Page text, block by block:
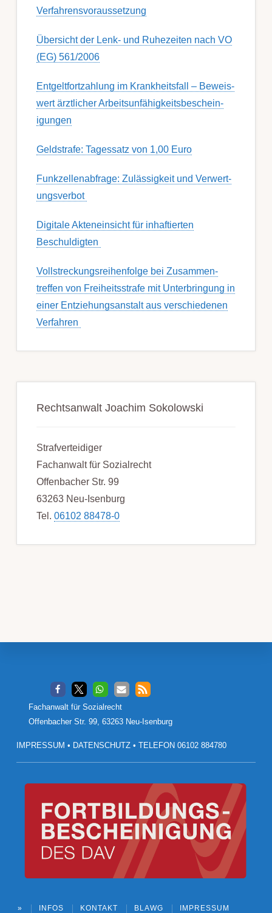
Verfahrensvoraussetzung
Übersicht der Lenk- und Ruhezeiten nach VO
(EG) 561/2006
Ent­gelt­fort­zahl­ung im Krank­heits­fall – Be­weis­
wert ärzt­lich­er Ar­beits­un­fähig­keits­be­schein­
igung­en
Geldstrafe: Tagessatz von 1,00 Euro
Funk­zell­en­ab­fra­ge: Zu­lässig­keit und Ver­wert­
ungs­ver­bot
Digitale Akteneinsicht für inhaftierten
Beschuldigten
Voll­streckungs­­­reihenfolge bei Zusamm­­en­
treffen von Frei­heits­strafe mit Unter­bring­ung in
einer Ent­ziehungs­anstalt aus ver­schied­enen
Ver­fahren
Rechtsanwalt Joachim Sokolowski
Strafverteidiger
Fachanwalt für Sozialrecht
Offenbacher Str. 99
63263 Neu-Isenburg
Tel. 06102 88478-0
Footer
Fachanwalt für Sozialrecht
Offenbacher Str. 99, 63263 Neu-Isenburg
IMPRESSUM • DATENSCHUTZ• TELEFON 06102 884780
» INFOS KONTAKT BLAWG IMPRESSUM